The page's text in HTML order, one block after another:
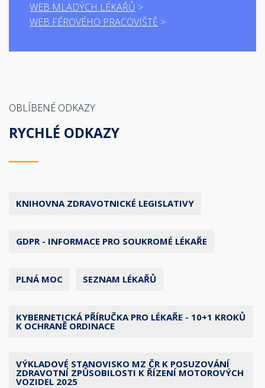
WEB MLADÝCH LÉKAŘŮ
WEB FÉROVÉHO PRACOVIŠTĚ
OBLÍBENÉ ODKAZY
RYCHLÉ ODKAZY
KNIHOVNA ZDRAVOTNICKÉ LEGISLATIVY
GDPR - INFORMACE PRO SOUKROMÉ LÉKAŘE
PLNÁ MOC SEZNAM LÉKAŘŮ
KYBERNETICKÁ PŘÍRUČKA PRO LÉKAŘE - 10+1 KROKŮ
K OCHRANĚ ORDINACE
VÝKLADOVÉ STANOVISKO MZ ČR K POSUZOVÁNÍ
ZDRAVOTNÍ ZPŮSOBILOSTI K ŘÍZENÍ MOTOROVÝCH
VOZIDEL 2025